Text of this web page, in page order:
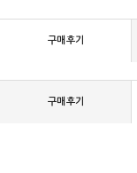
구매후기
구매후기